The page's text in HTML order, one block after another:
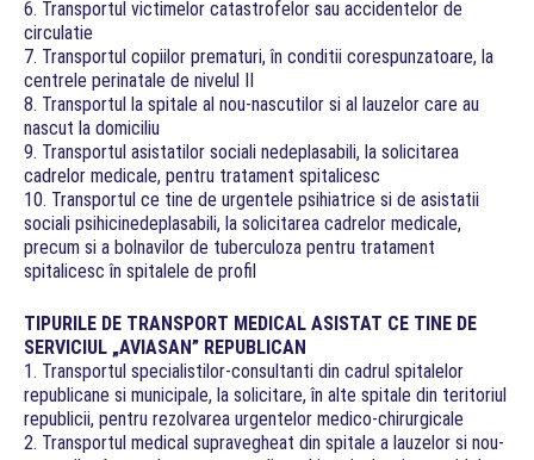
6. Transportul victimelor catastrofelor sau accidentelor de
circulatie
7. Transportul copiilor prematuri, în conditii corespunzatoare, la
centrele perinatale de nivelul II
8. Transportul la spitale al nou-nascutilor si al lauzelor care au
nascut la domiciliu
9. Transportul asistatilor sociali nedeplasabili, la solicitarea
cadrelor medicale, pentru tratament spitalicesc
10. Transportul ce tine de urgentele psihiatrice si de asistatii
sociali psihicinedeplasabili, la solicitarea cadrelor medicale,
precum si a bolnavilor de tuberculoza pentru tratament
spitalicesc în spitalele de profil
TIPURILE DE TRANSPORT MEDICAL ASISTAT CE TINE DE
SERVICIUL „AVIASAN” REPUBLICAN
1. Transportul specialistilor-consultanti din cadrul spitalelor
republicane si municipale, la solicitare, în alte spitale din teritoriul
republicii, pentru rezolvarea urgentelor medico-chirurgicale
2. Transportul medical supravegheat din spitale a lauzelor si nou-